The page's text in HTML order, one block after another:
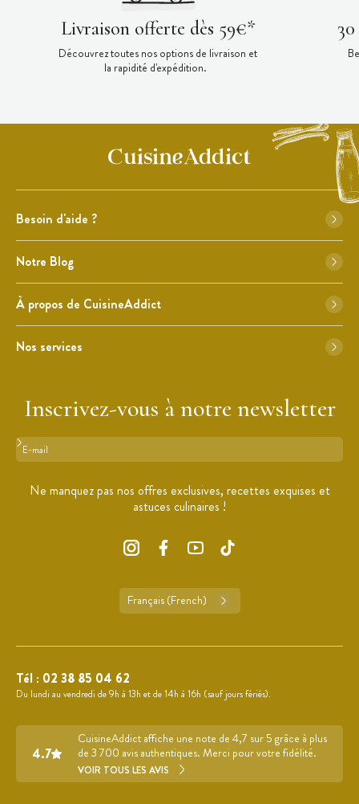
Livraison offerte dès 59€*
Découvrez toutes nos options de livraison et
la rapidité d'expédition.
Besoin d'aide ?
Notre Blog
À propos de CuisineAddict
Nos services
Inscrivez-vous à notre newsletter
Format : adresse@email.com
Ne manquez pas nos offres exclusives, recettes exquises et
astuces culinaires !
Français (French)
Tél : 02 38 85 04 62
Du lundi au vendredi de 9h à 13h et de 14h à 16h (sauf jours fériés).
4.7
CuisineAddict affiche une note de 4,7 sur 5 grâce à plus
de 3 700 avis authentiques. Merci pour votre fidélité.
VOIR TOUS LES AVIS